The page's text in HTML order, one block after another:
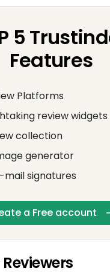
5
Features
Platforms
review widgets
collection
generator
mail signatures
a Free account